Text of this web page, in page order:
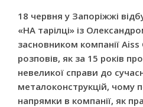
18 червня у Запоріжжі
«НА тарілці» із
засновником компанії
розповів, як за 15 років
невеликої справи до
металоконструкцій, чому
напрямки в компанії, як